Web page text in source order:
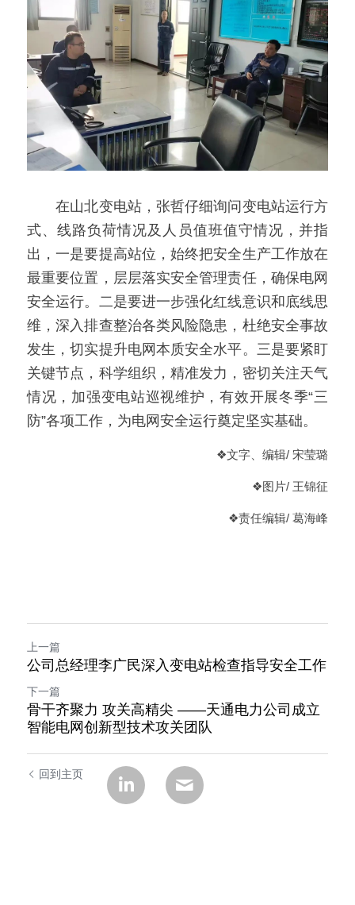
在山北变电站，张哲仔细询问变电站运行方
式、线路负荷情况及人员值班值守情况，并指
出，一是要提高站位，始终把安全生产工作放在
最重要位置，层层落实安全管理责任，确保电网
安全运行。二是要进一步强化红线意识和底线思
维，深入排查整治各类风险隐患，杜绝安全事故
发生，切实提升电网本质安全水平。三是要紧盯
关键节点，科学组织，精准发力，密切关注天气
情况，加强变电站巡视维护，有效开展冬季“三
防”各项工作，为电网安全运行奠定坚实基础。
❖文字、编辑/ 宋莹璐
❖图片/ 王锦征
❖责任编辑/ 葛海峰
上一篇
公司总经理李广民深入变电站检查指导安全工作
下一篇
骨干齐聚力 攻关高精尖 ——天通电力公司成立
智能电网创新型技术攻关团队
回到主页